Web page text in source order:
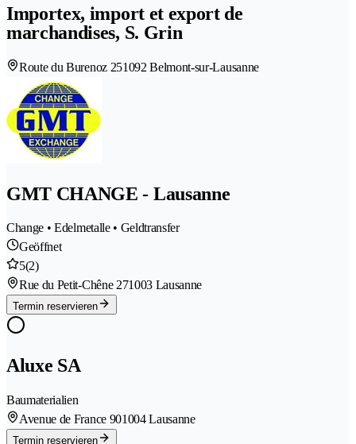
Importex, import et export de
marchandises, S. Grin
Route du Burenoz 251092 Belmont-sur-Lausanne
GMT CHANGE - Lausanne
Change • Edelmetalle • Geldtransfer
Geöffnet
5(2)
Rue du Petit-Chêne 271003 Lausanne
Termin reservieren
Aluxe SA
Baumaterialien
Avenue de France 901004 Lausanne
Termin reservieren